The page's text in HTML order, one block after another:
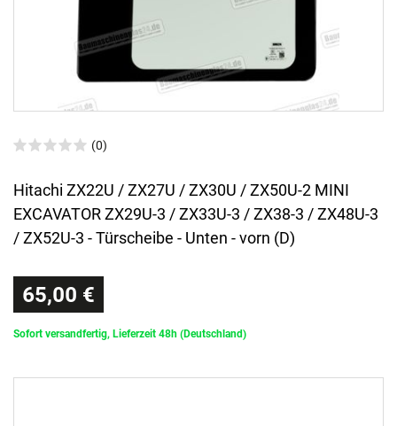
(0)
Hitachi ZX22U / ZX27U / ZX30U / ZX50U-2 MINI
EXCAVATOR ZX29U-3 / ZX33U-3 / ZX38-3 / ZX48U-3
/ ZX52U-3 - Türscheibe - Unten - vorn (D)
65,00 €
Sofort versandfertig, Lieferzeit 48h (Deutschland)